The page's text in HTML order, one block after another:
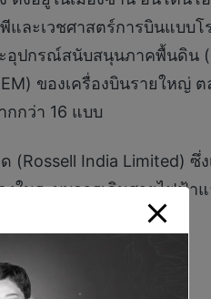
ะเวชศาสตร์การบินแบบโ
อุปกรณ์สนับสนุนภาคพื้นดิน
ของเครื่องบินรายใหญ่
กกว่า 16 แบบ
(Rossell India Limited)
ในระบบการเดินสายไฟฟ้า